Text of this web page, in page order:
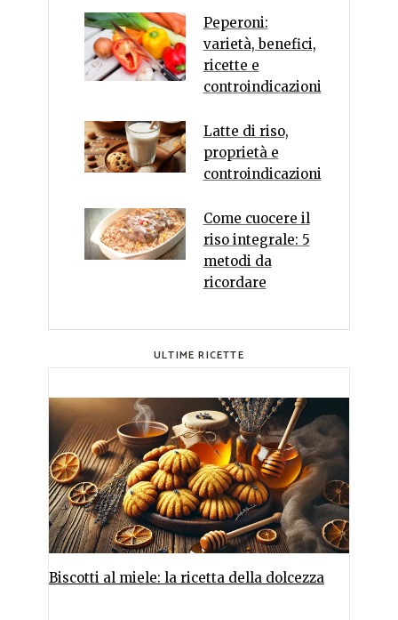
Peperoni:
varietà, benefici,
ricette e
controindicazioni
Latte di riso,
proprietà e
controindicazioni
Come cuocere il
riso integrale: 5
metodi da
ricordare
ULTIME RICETTE
Biscotti al miele: la ricetta della dolcezza